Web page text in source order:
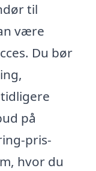
til
være
Du bør
på
pris-
hvor du